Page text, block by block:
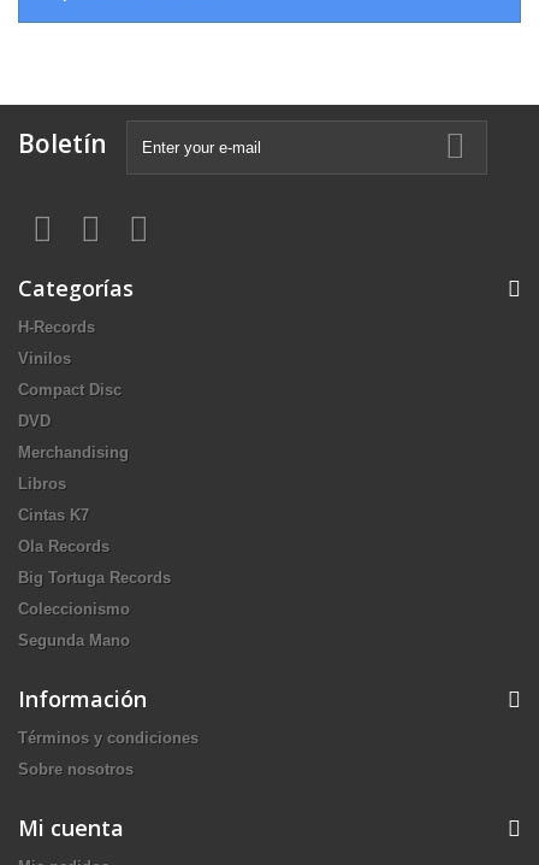
Boletín
Categorías
H-Records
Vinilos
Compact Disc
DVD
Merchandising
Libros
Cintas K7
Ola Records
Big Tortuga Records
Coleccionismo
Segunda Mano
Información
Términos y condiciones
Sobre nosotros
Mi cuenta